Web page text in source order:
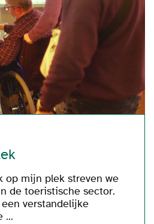
op mijn plek streven we
de toeristische sector.
verstandelijke
...